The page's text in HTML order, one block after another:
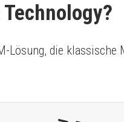
Lösung, die